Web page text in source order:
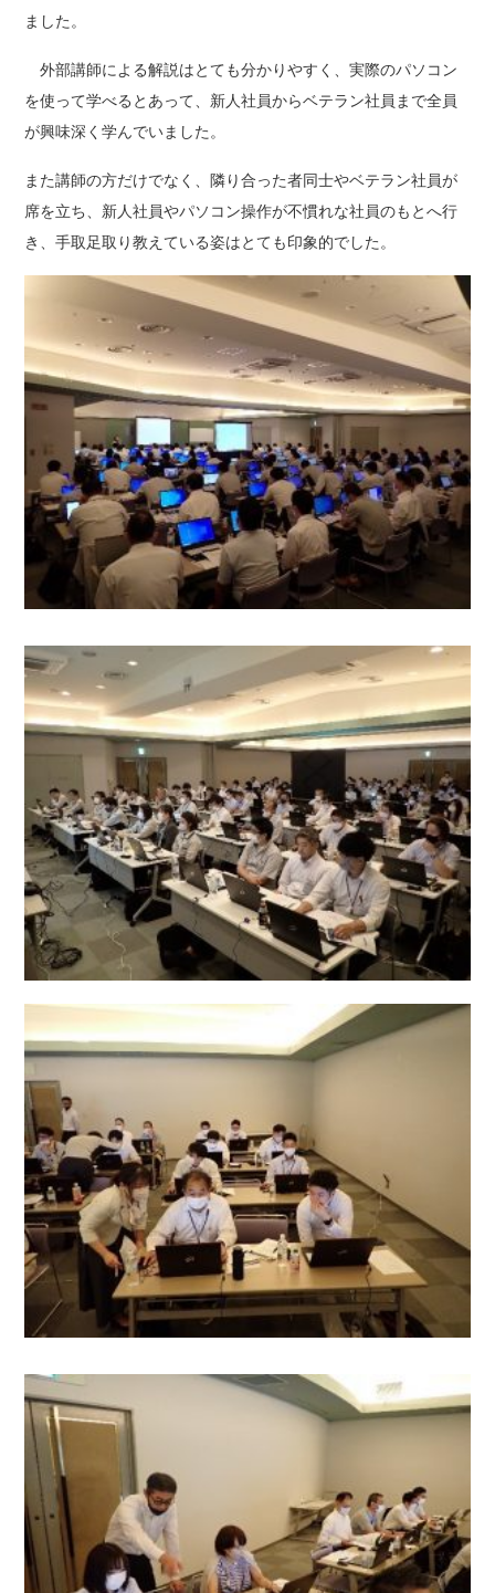
ました。
外部講師による解説はとても分かりやすく、実際のパソコン
を使って学べるとあって、新人社員からベテラン社員まで全員
が興味深く学んでいました。
また講師の方だけでなく、隣り合った者同士やベテラン社員が
席を立ち、新人社員やパソコン操作が不慣れな社員のもとへ行
き、手取足取り教えている姿はとても印象的でした。